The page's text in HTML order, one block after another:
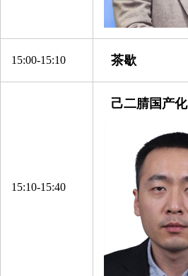
15:00-15:10 茶歇
15:10-15:40
己二腈国产
浙江方圆新材料股份有限
浦江奈斯过滤器材有限公
杭州逸宸化纤有限公司
衢州巨化锦纶有限责任公
蓬莱红卫化工有限公司
湖北鑫甬生物环保科技有限
万华化学（烟台）销售有限
宿迁联盛科技股份有限公
横店集团得邦工程塑料有限
南京福邦特东方化工有限